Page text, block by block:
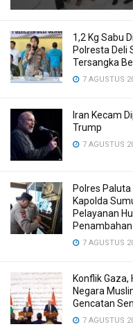
1,2 Kg Sabu
Polresta Deli
Tersangka
7 AGUSTUS
Iran Kecam
Trump
7 AGUSTUS
Polres
Kapolda
Pelayanan
Penambahan
7 AGUSTUS
Konflik Gaza,
Negara
Gencatan
7 AGUSTUS